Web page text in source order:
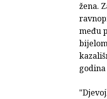
žena.
među